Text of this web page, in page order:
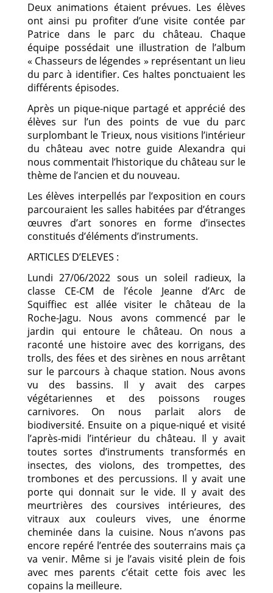
Deux animations étaient prévues. Les élèves
ont ainsi pu profiter d’une visite contée par
Patrice dans le parc du château. Chaque
équipe possédait une illustration de l’album
« Chasseurs de légendes » représentant un lieu
du parc à identifier. Ces haltes ponctuaient les
différents épisodes.
Après un pique-nique partagé et apprécié des
élèves sur l’un des points de vue du parc
surplombant le Trieux, nous visitions l’intérieur
du château avec notre guide Alexandra qui
nous commentait l’historique du château sur le
thème de l’ancien et du nouveau.
Les élèves interpellés par l’exposition en cours
parcouraient les salles habitées par d’étranges
œuvres d’art sonores en forme d’insectes
constitués d’éléments d’instruments.
ARTICLES D’ELEVES :
Lundi 27/06/2022 sous un soleil radieux, la
classe CE-CM de l’école Jeanne d’Arc de
Squiffiec est allée visiter le château de la
Roche-Jagu. Nous avons commencé par le
jardin qui entoure le château. On nous a
raconté une histoire avec des korrigans, des
trolls, des fées et des sirènes en nous arrêtant
sur le parcours à chaque station. Nous avons
vu des bassins. Il y avait des carpes
végétariennes et des poissons rouges
carnivores. On nous parlait alors de
biodiversité. Ensuite on a pique-niqué et visité
l’après-midi l’intérieur du château. Il y avait
toutes sortes d’instruments transformés en
insectes, des violons, des trompettes, des
trombones et des percussions. Il y avait une
porte qui donnait sur le vide. Il y avait des
meurtrières des coursives intérieures, des
vitraux aux couleurs vives, une énorme
cheminée dans la cuisine. Nous n’avons pas
encore repéré l’entrée des souterrains mais ça
va venir. Même si je l’avais visité plein de fois
avec mes parents c’était cette fois avec les
copains la meilleure.